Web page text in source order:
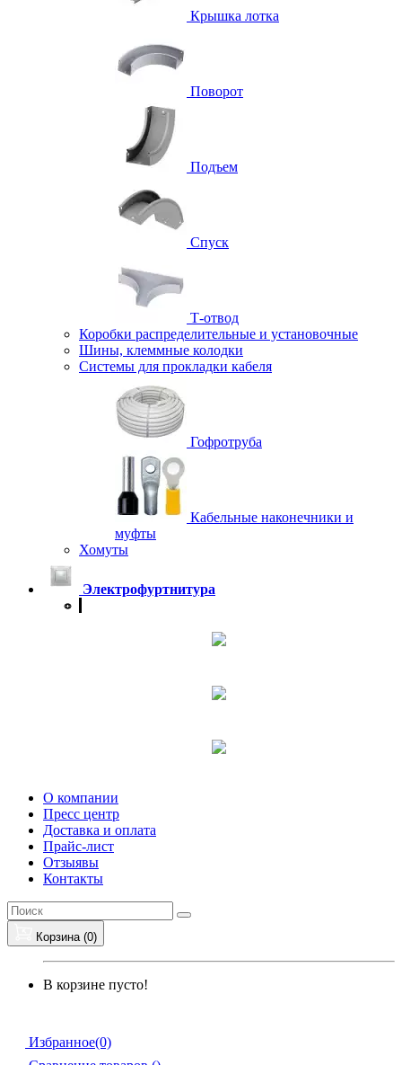
Крышка лотка
Поворот
Подъем
Спуск
Т-отвод
Коробки распределительные и установочные
Шины, клеммные колодки
Системы для прокладки кабеля
Гофротруба
Кабельные наконечники и
муфты
Хомуты
Электрофуртнитура
О компании
Пресс центр
Доставка и оплата
Прайс-лист
Отзыявы
Контакты
Корзина (0)
В корзине пусто!
Избранное(0)